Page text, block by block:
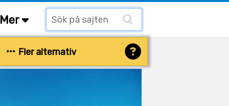
Mer
Fler alternativ